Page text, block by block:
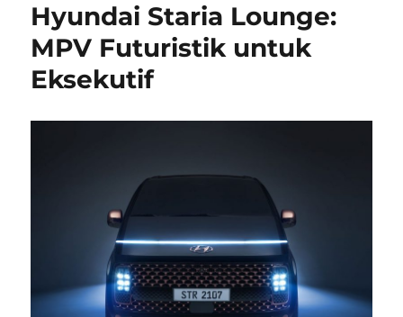
Hyundai Staria Lounge:
MPV Futuristik untuk
Eksekutif